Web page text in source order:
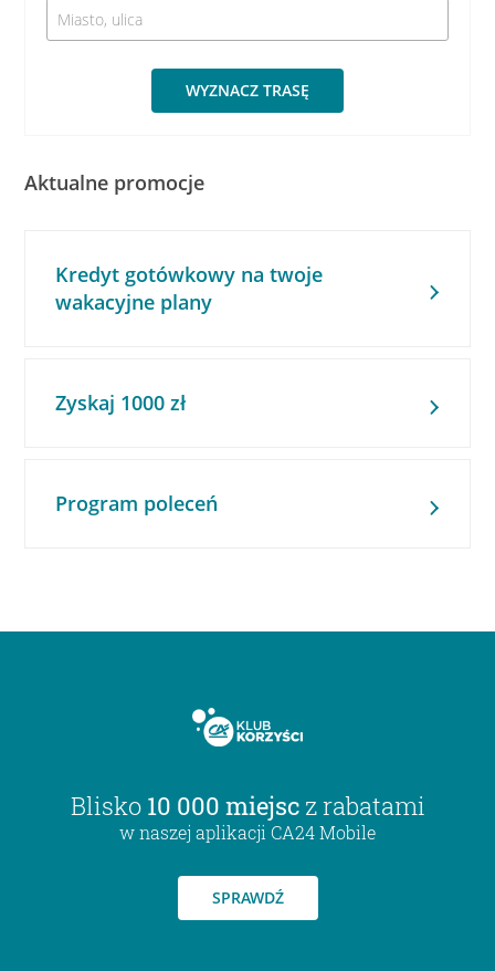
WYZNACZ TRASĘ
Aktualne promocje
Kredyt gotówkowy na twoje
wakacyjne plany
Zyskaj 1000 zł
Program poleceń
Blisko 10 000 miejsc z rabatami
w naszej aplikacji CA24 Mobile
SPRAWDŹ